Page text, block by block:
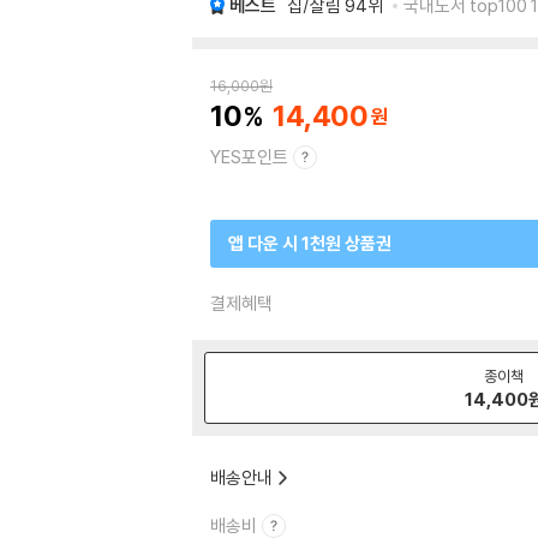
베스트 집/살림 94위 국내도서 top100
16,000원
10 14,400
YES포인트
앱 다운 시 1천원 상품권
결제혜택
종이책
14,400
배송안내
배송비